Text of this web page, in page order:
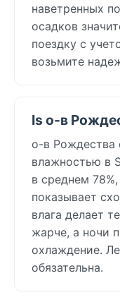
наветренных
осадков
поездку с
возьмите
Is о-в
о-в Рождества
влажностью в
в среднем
показывает
влага делает
жарче, а ночи
охлаждение.
обязательна.